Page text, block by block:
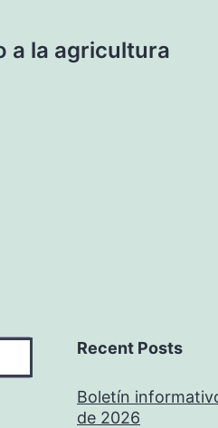
a la agricultura
Recent Posts
Boletín
de 2026